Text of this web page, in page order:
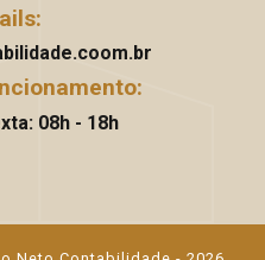
08h - 18h